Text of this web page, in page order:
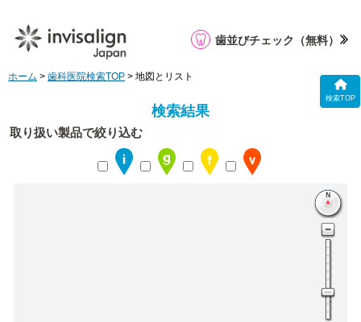
検索TOP
歯並びチェック （無料）
ホーム > 歯科医院検索TOP > 地図とリスト
検索結果
取り扱い製品で絞り込む